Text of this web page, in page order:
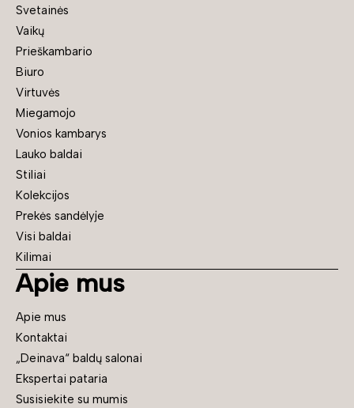
Svetainės
Vaikų
Prieškambario
Biuro
Virtuvės
Miegamojo
Vonios kambarys
Lauko baldai
Stiliai
Kolekcijos
Prekės sandėlyje
Visi baldai
Kilimai
Apie mus
Apie mus
Kontaktai
„Deinava“ baldų salonai
Ekspertai pataria
Susisiekite su mumis